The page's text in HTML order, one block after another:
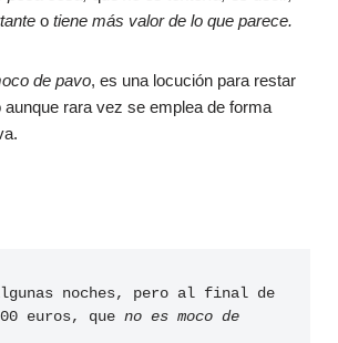
o tiene más valor de lo que parece.
de pavo, es una locución para restar
aunque rara vez se emplea de forma
noches, pero al final de
euros, que no es moco de